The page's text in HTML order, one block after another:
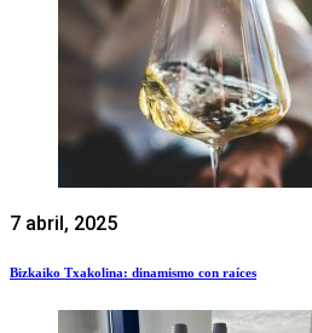
7 abril, 2025
Bizkaiko Txakolina: dinamismo con raíces